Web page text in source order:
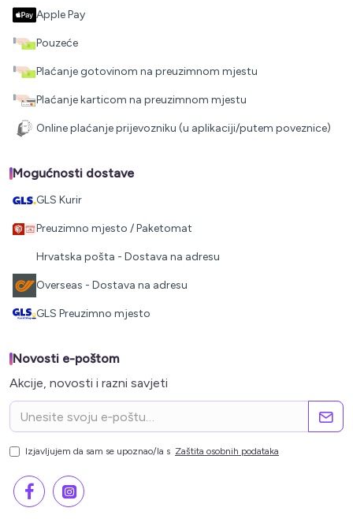
Apple Pay
Pouzeće
Plaćanje gotovinom na preuzimnom mjestu
Plaćanje karticom na preuzimnom mjestu
Online plaćanje prijevozniku (u aplikaciji/putem poveznice)
Mogućnosti dostave
GLS Kurir
Preuzimno mjesto / Paketomat
Hrvatska pošta - Dostava na adresu
Overseas - Dostava na adresu
GLS Preuzimno mjesto
Novosti e-poštom
Akcije, novosti i razni savjeti
Izjavljujem da sam se upoznao/la s Zaštita osobnih podataka